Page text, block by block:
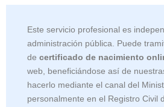
Este servicio profesional es
administración pública. Puede
de certificado de nacimiento
web, beneficiándose así de
hacerlo mediante el canal del
personalmente en el Registro Civil